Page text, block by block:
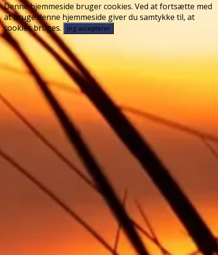
Denne hjemmeside bruger cookies. Ved at fortsætte med
at bruge denne hjemmeside giver du samtykke til, at
cookies bruges.
Jeg accepterer